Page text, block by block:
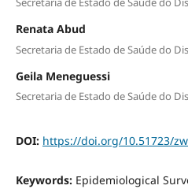
Renata Abud
Secretaria de Estado de Saúde do
Geila Meneguessi
Secretaria de Estado de Saúde do
DOI: https://doi.org/10.51723/
Keywords: Epidemiological